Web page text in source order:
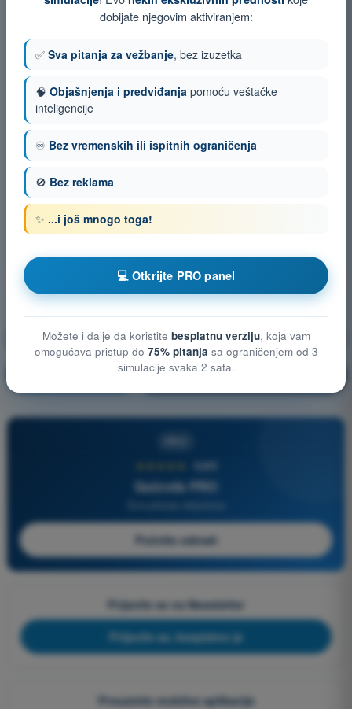
Opšte poznavanje bespilotnih vazduhoplova (UAS)
🔒 PRO Objašnjenje pitanja
4,6/5
Quizvds PRO
Počnite odmah
Prijavite se na Newsletter
Prijavite se, besplatno je
Preuzmite mobilne aplikacije
dobijate njegovim aktiviranjem:
✅ Sva pitanja za vežbanje, bez izuzetka
🧠 Objašnjenja i predviđanja pomoću veštačke
inteligencije
♾️ Bez vremenskih ili ispitnih ograničenja
🚫 Bez reklama
✨ ...i još mnogo toga!
💻 Otkrijte PRO panel
Možete i dalje da koristite besplatnu verziju, koja vam
omogućava pristup do 75% pitanja sa ograničenjem od 3
simulacije svaka 2 sata.